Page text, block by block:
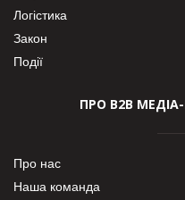
Логістика
Закон
Події
ПРО В2В МЕДІА-
Про нас
Наша команда